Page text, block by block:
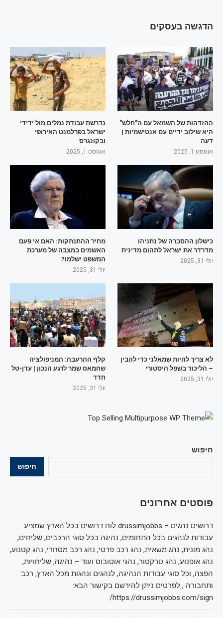
חיפוש
חיפוש
פוסטים אחרונים
דרושים נהגים – drussimjobbs לוח דרושים בכל הארץ שמציע
עבודות לנהגים בכל התחומים, נהיגה בכל סוגי הרכבים, שליחים,
נהג מונית, נהג משאית, נהג רכב פרטי, נהג רכב מסחרי, נהג קטנוע,
נהג אופנוע, נהג טרקטור, נהגי אוטובוס ועוד – נהיגה, שליחויות,
הפצה, וכל סוגי עבודות הנהיגה, לנהגים ונהגות מכל הארץ, רכב
ותחבורה , לפרטים ניתן להירשם בקישור הבא:
https://drussimjobbs.com/sign/
הדגשה בעסקים
ההזדהות של השמאל עם ה"חלש"
היא שילוב ידיים עם אנטישמיות |
דעה
אוגוסט 1, 2025
נדרשת עבודת נמלים מול ידידי
ישראל בפרלמנט האירופי
ובקונגרס
אוגוסט 1, 2025
כישלון ההסברה של נתניהו
מדרדר את ישראל לתהום מדינית
יולי 31, 2025
מחיר ההתנתקות: האם אי פעם
האשמים במצבה של מערכת
המשפט ישלמו?
יולי 31, 2025
לא צריך להיות שמאלני כדי להבין
– הליכוד בשפל היסטורי
יולי 31, 2025
קלף ההרעבה: המניפולציה
שחמאס שמר לרגע הנכון | עדן-טל
חדד
יולי 31, 2025